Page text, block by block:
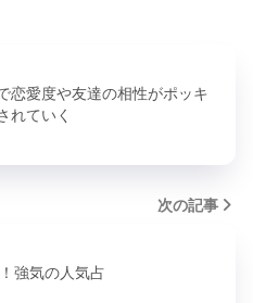
恋愛度や友達の相性がポッキ
れていく
次の記事
強気の人気占